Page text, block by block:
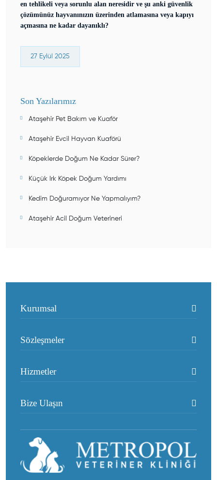
en tehlikeli veya sorunlu alan neresidir ve şu anki güvenlik
çözümünüz hayvanınızın üzerinden atlamasına veya kapıyı
açmasına ne kadar dayanıklı?
27 Eylül 2025
Son Yazılarımız
Ataşehir Pet Bakım ve Kuaför
Ataşehir Evcil Hayvan Kuaförü
Köpeklerde Doğum Ne Kadar Sürer?
Küçük Irk Köpek Doğum Yardımı
Kedim Doğuramıyor Ne Yapmalıyım?
Ataşehir Acil Doğum Veterineri
Kurumsal
Sözleşmeler
Hizmetler
Bize Ulaşın